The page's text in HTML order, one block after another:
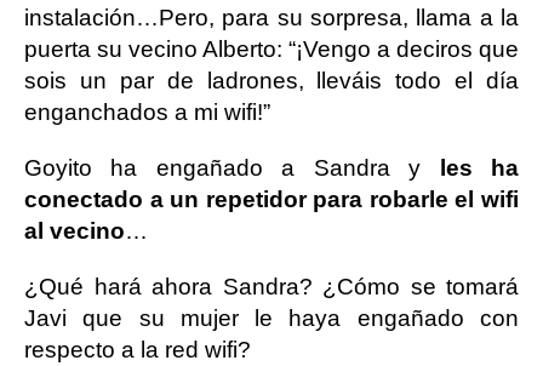
instalación…Pero, para su sorpresa, llama a la
puerta su vecino Alberto: “¡Vengo a deciros que
sois un par de ladrones, lleváis todo el día
enganchados a mi wifi!”
Goyito ha engañado a Sandra y
les ha
conectado a un repetidor para robarle el wifi
al vecino…
¿Qué hará ahora Sandra? ¿Cómo se tomará
Javi que su mujer le haya engañado con
respecto a la red wifi?